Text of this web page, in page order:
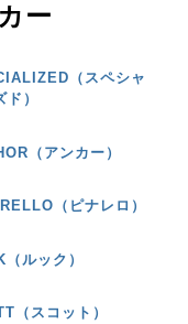
ー
（スペシャ
ド）
（アンカー）
（ピナレロ）
ルック）
（スコット）